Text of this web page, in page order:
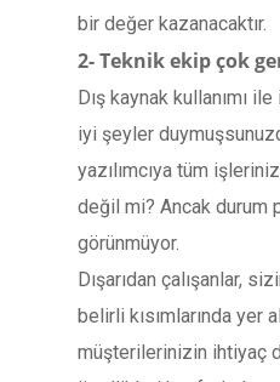
bir değer kazanacaktır.
2- Teknik ekip çok
Dış kaynak kullanımı
iyi şeyler
yazılımcıya tüm
değil mi? Ancak durum
görünmüyor.
Dışarıdan çalışanlar,
belirli kısımlarında yer
müşterilerinizin ihtiyaç